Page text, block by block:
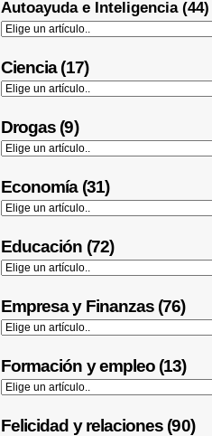
Autoayuda e Inteligencia (44)
Ciencia (17)
Drogas (9)
Economía (31)
Educación (72)
Empresa y Finanzas (76)
Formación y empleo (13)
Felicidad y relaciones (90)